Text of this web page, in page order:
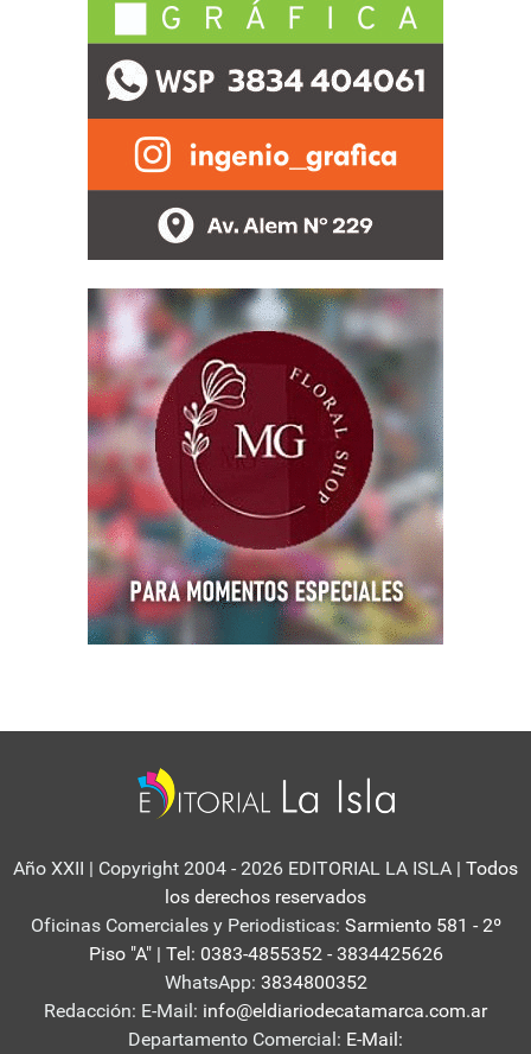
Año XXII | Copyright 2004 - 2026 EDITORIAL LA ISLA | Todos
los derechos reservados
Oficinas Comerciales y Periodisticas: Sarmiento 581 - 2º
Piso "A" | Tel: 0383-4855352 - 3834425626
WhatsApp: 3834800352
Redacción: E-Mail: info@eldiariodecatamarca.com.ar
Departamento Comercial: E-Mail: